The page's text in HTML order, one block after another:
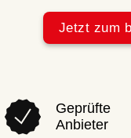
Jetzt zum
Geprüfte
Anbieter